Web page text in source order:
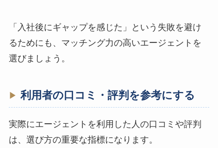
「入社後にギャップを感じた」という失敗を避け
るためにも、マッチング力の高いエージェントを
選びましょう。
利用者の口コミ・評判を参考にする
実際にエージェントを利用した人の口コミや評判
は、選び方の重要な指標になります。